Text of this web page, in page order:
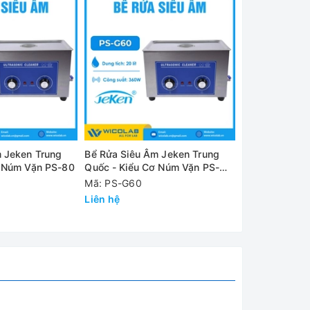
rõ
180s
sữa
niền
Jeken Trung
Vặn PS-80
Bể Rửa Siêu Âm Jeken Trung
Quốc - Kiểu Cơ Núm Vặn PS-
G60
Mã: PS-G60
Liên hệ